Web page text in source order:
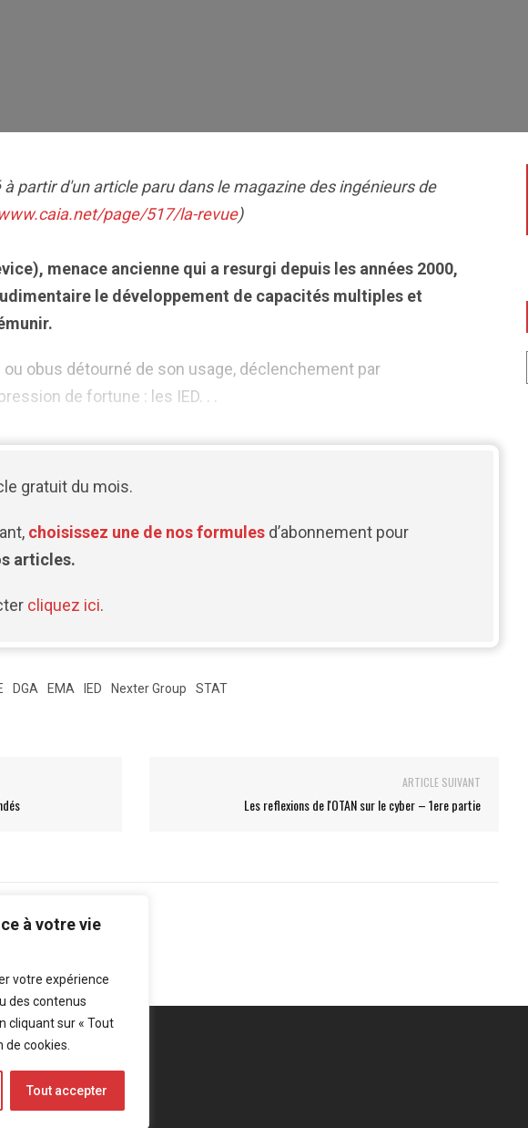
à votre vie
votre expérience
des contenus
cliquant sur « Tout
cookies.
Tout accepter
partir d'un article paru dans le magazine des ingénieurs de
page/517/la-revue)
menace ancienne qui a resurgi depuis les années 2000,
le développement de capacités multiples et
ou obus détourné de son usage, déclenchement par
de fortune : les IED. . .
gratuit du mois.
choisissez une de nos formulesd’abonnement pour
articles.
cliquez ici.
DGA EMA IED Nexter Group STAT
ARTICLE SUIVANT
Les reflexions de l'OTAN sur le cyber – 1ere partie